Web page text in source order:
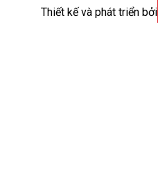
Thiết kế và phát triển bởi